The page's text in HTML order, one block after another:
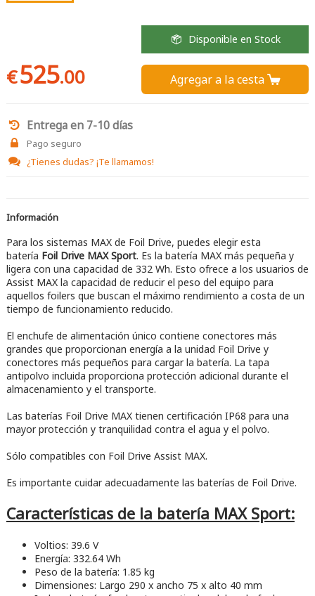
€525.00
Disponible en Stock
Agregar a la cesta 
Entrega en 7-10 días
Pago seguro
¿Tienes dudas? ¡Te llamamos!
Información
Para los sistemas MAX de Foil Drive, puedes elegir esta
batería Foil Drive MAX Sport. Es la batería MAX más pequeña y
ligera con una capacidad de 332 Wh. Esto ofrece a los usuarios de
Assist MAX la capacidad de reducir el peso del equipo para
aquellos foilers que buscan el máximo rendimiento a costa de un
tiempo de funcionamiento reducido.
El enchufe de alimentación único contiene conectores más
grandes que proporcionan energía a la unidad Foil Drive y
conectores más pequeños para cargar la batería. La tapa
antipolvo incluida proporciona protección adicional durante el
almacenamiento y el transporte.
Las baterías Foil Drive MAX tienen certificación IP68 para una
mayor protección y tranquilidad contra el agua y el polvo.
Sólo compatibles con Foil Drive Assist MAX.
Es importante cuidar adecuadamente las baterías de Foil Drive.
Características de la batería MAX Sport:
Voltios: 39.6 V
Energía: 332.64 Wh
Peso de la batería: 1.85 kg
Dimensiones: Largo 290 x ancho 75 x alto 40 mm